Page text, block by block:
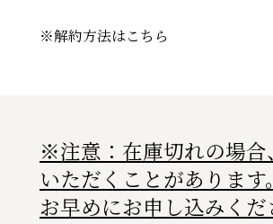
※解約方法はこちら
※注意：在庫切れの場合
いただくことがあります。
お早めにお申し込みくだ